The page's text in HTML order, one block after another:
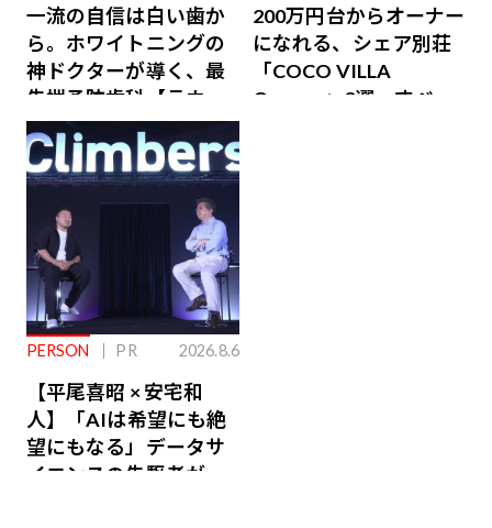
一流の自信は白い歯か
ら。ホワイトニングの
神ドクターが導く、最
先端予防歯科【ラウン
ジ会員特典あり】
200万円台からオーナー
になれる、シェア別荘
「COCO VILLA
Owners」3選。すべて
PERSON PR 2026.8.6
【平尾喜昭 × 安宅和
人】「AIは希望にも絶
望にもなる」データサ
イエンスの先駆者が語